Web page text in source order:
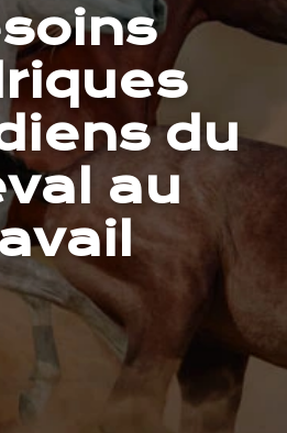
du
au